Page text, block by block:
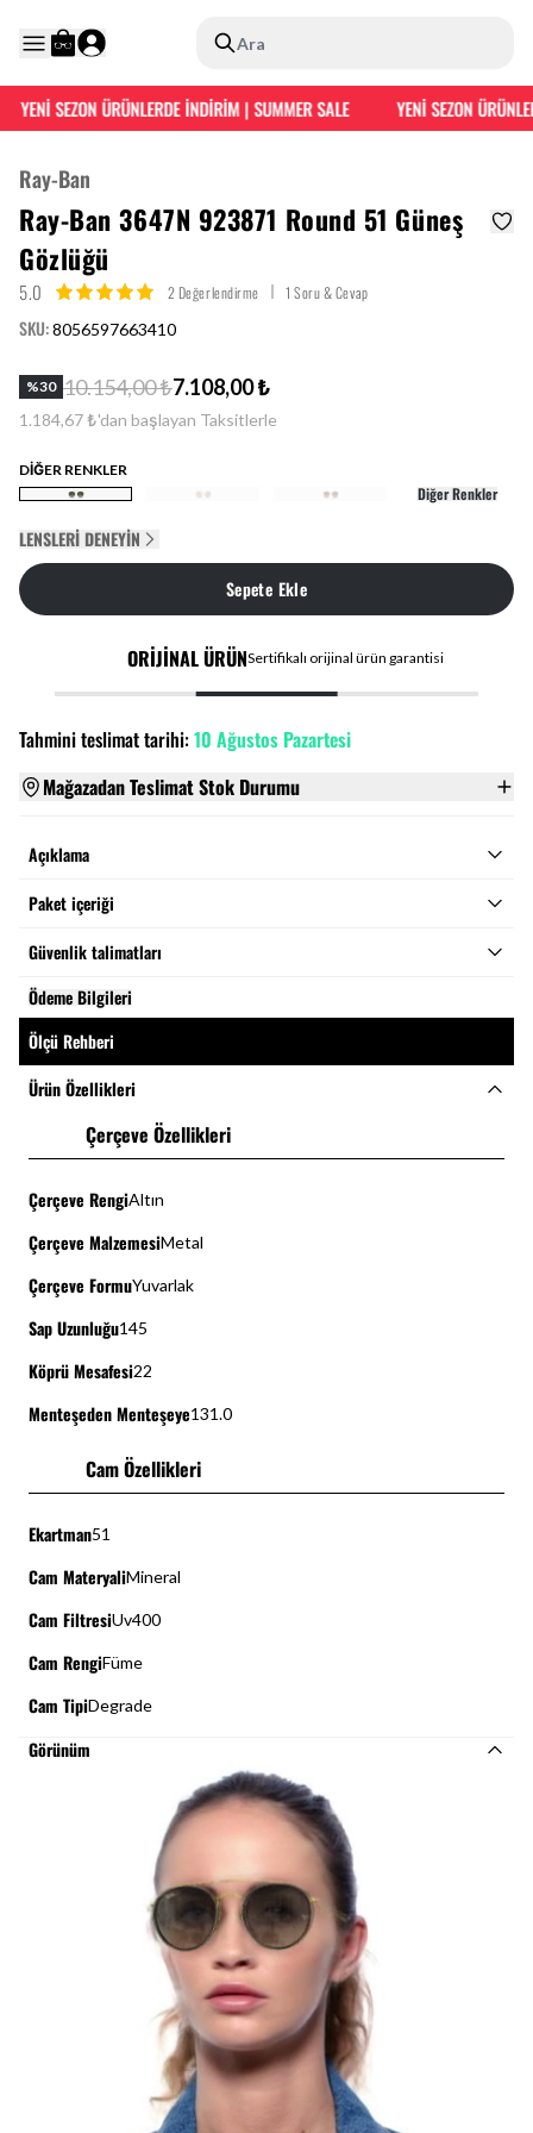
Ara
SEZON ÜRÜNLERDE İNDİRİM | SUMMER SALE YENİ SEZON
Ray-Ban
Ray-Ban 3647N 923871 Round 51 Güneş
Gözlüğü
5.0 2 Değerlendirme 1 Soru & Cevap
SKU:8056597663410
%30 10.154,00 ₺7.108,00 ₺
1.184,67 ₺'dan başlayan Taksitlerle
DİĞER RENKLER
Diğer Renkler
LENSLERI DENEYIN
Sepete Ekle
ORİJİNAL ÜRÜNSertifikalı orijinal ürün garantisi
Tahmini teslimat tarihi:10 Ağustos Pazartesi
Mağazadan Teslimat Stok Durumu
Açıklama
Paket içeriği
Güvenlik talimatları
Ödeme Bilgileri
Ölçü Rehberi
Ürün Özellikleri
Çerçeve Özellikleri
Çerçeve RengiAltın
Çerçeve MalzemesiMetal
Çerçeve FormuYuvarlak
Sap Uzunluğu145
Köprü Mesafesi22
Menteşeden Menteşeye131.0
Cam Özellikleri
Ekartman51
Cam MateryaliMineral
Cam FiltresiUv400
Cam RengiFüme
Cam TipiDegrade
Görünüm